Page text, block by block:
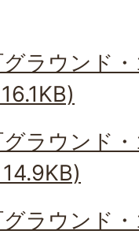
ラウンド
ラウンド
ラウンド